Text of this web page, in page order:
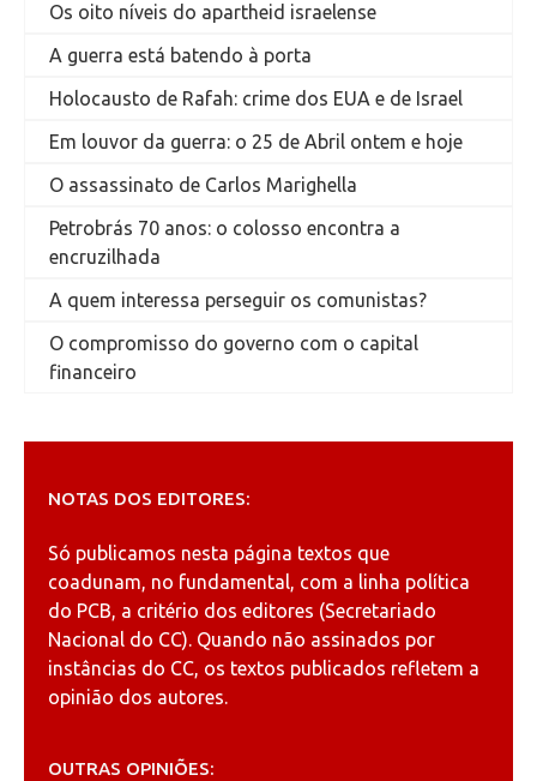
Os oito níveis do apartheid israelense
A guerra está batendo à porta
Holocausto de Rafah: crime dos EUA e de Israel
Em louvor da guerra: o 25 de Abril ontem e hoje
O assassinato de Carlos Marighella
Petrobrás 70 anos: o colosso encontra a
encruzilhada
A quem interessa perseguir os comunistas?
O compromisso do governo com o capital
financeiro
NOTAS DOS EDITORES:
Só publicamos nesta página textos que
coadunam, no fundamental, com a linha política
do PCB, a critério dos editores (Secretariado
Nacional do CC). Quando não assinados por
instâncias do CC, os textos publicados refletem a
opinião dos autores.
OUTRAS OPINIÕES: